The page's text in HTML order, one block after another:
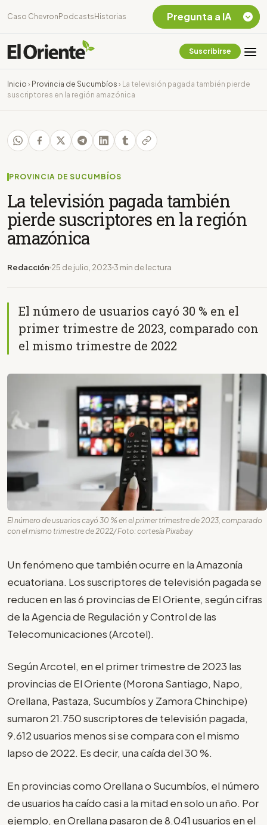
Caso Chevron Podcasts Historias
Suscribirse
Inicio › Provincia de Sucumbíos ›
La televisión pagada también pierde
suscriptores en la región amazónica
PROVINCIA DE SUCUMBÍOS
La televisión pagada también
pierde suscriptores en la región
amazónica
Redacción 25 de julio, 2023 3 min de lectura
El número de usuarios cayó 30 % en el
primer trimestre de 2023, comparado con
el mismo trimestre de 2022
El número de usuarios cayó 30 % en el primer trimestre de 2023, comparado
con el mismo trimestre de 2022/ Foto: cortesía Pixabay
Un fenómeno que también ocurre en la Amazonía
ecuatoriana. Los suscriptores de televisión pagada se
reducen en las 6 provincias de El Oriente, según cifras
de la Agencia de Regulación y Control de las
Telecomunicaciones (Arcotel).
Según Arcotel, en el primer trimestre de 2023 las
provincias de El Oriente (Morona Santiago, Napo,
Orellana, Pastaza, Sucumbíos y Zamora Chinchipe)
sumaron 21.750 suscriptores de televisión pagada,
9.612 usuarios menos si se compara con el mismo
lapso de 2022. Es decir, una caída del 30 %.
En provincias como Orellana o Sucumbíos, el número
de usuarios ha caído casi a la mitad en solo un año. Por
ejemplo, en Orellana pasaron de 8.041 usuarios en el
Pregunta a IA
Chevron Ecuador